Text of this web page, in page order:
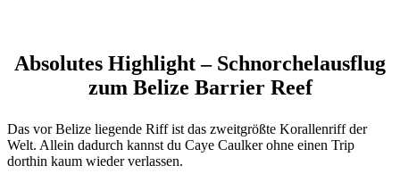
Absolutes Highlight – Schnorchelausflug
zum Belize Barrier Reef
Das vor Belize liegende Riff ist das zweitgrößte Korallenriff der
Welt. Allein dadurch kannst du Caye Caulker ohne einen Trip
dorthin kaum wieder verlassen.